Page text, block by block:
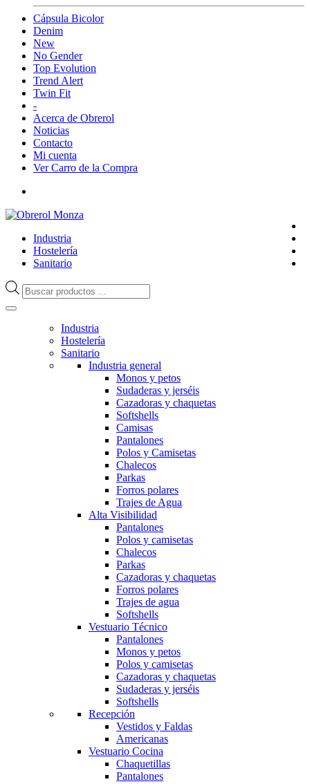
Cápsula Bicolor
Denim
New
No Gender
Top Evolution
Trend Alert
Twin Fit
-
Acerca de Obrerol
Noticias
Contacto
Mi cuenta
Ver Carro de la Compra
Industria
Hostelería
Sanitario
Búsqueda
de
Industria
Hostelería
Sanitario
Industria general
Monos y petos
Sudaderas y jerséis
Cazadoras y chaquetas
Softshells
Camisas
Pantalones
Polos y Camisetas
Chalecos
Parkas
Forros polares
Trajes de Agua
Alta Visibilidad
Pantalones
Polos y camisetas
Chalecos
Parkas
Cazadoras y chaquetas
Forros polares
Trajes de agua
Softshells
Vestuario Técnico
Pantalones
Monos y petos
Polos y camisetas
Cazadoras y chaquetas
Sudaderas y jerséis
Softshells
Recepción
Vestidos y Faldas
Americanas
Vestuario Cocina
Chaquetillas
Pantalones